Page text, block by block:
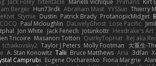
Jack Foley fxtentacle Marielli Vichique Primaris Kirt
Berger Hun73rdk Abraham Mast YYSSun Thierry
Stymie Dustin Patrick Brady ProtanopicMidget
Paul Mcloughlin DaLivelyGhost Lose Pacific
Jon White Jack Fenech Jotunkottr Hexdrake's Art
Tricoire Masanori Tottori QuirkyTopHat ReJ aka
tchaikovsky2 Taylor J Peters Molly Footman 大重生-
A. Stan Konowitz Talii Bruce Matthews Aria 3dfan
Camprubi Eugene Ovcharenko Fiona Margrie